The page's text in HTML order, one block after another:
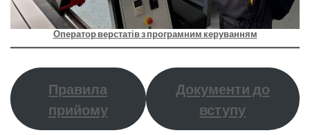
Оператор верстатів з програмним керуванням
Правила
прийому
Документи до
вступу